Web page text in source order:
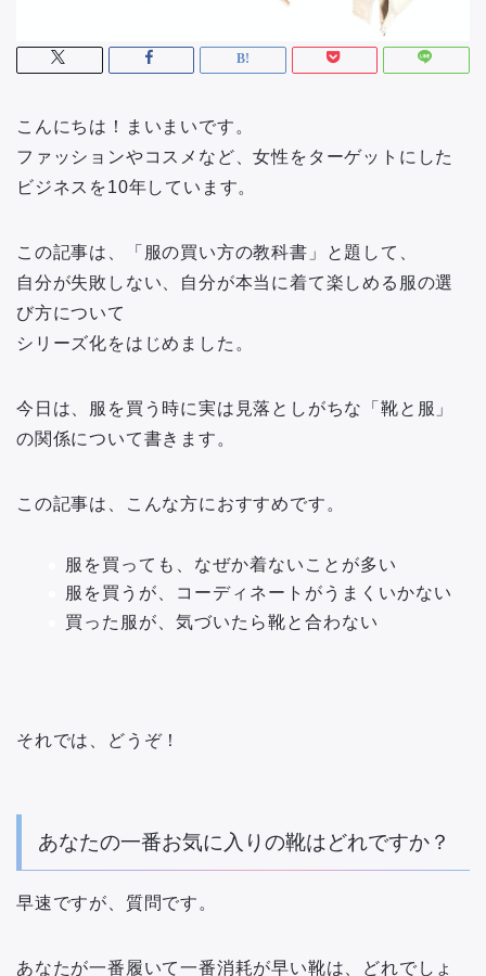
こんにちは！まいまいです。
ファッションやコスメなど、女性をターゲットにした
ビジネスを10年しています。
この記事は、「服の買い方の教科書」と題して、
自分が失敗しない、自分が本当に着て楽しめる服の選
び方について
シリーズ化をはじめました。
今日は、服を買う時に実は見落としがちな「靴と服」
の関係について書きます。
この記事は、こんな方におすすめです。
服を買っても、なぜか着ないことが多い
服を買うが、コーディネートがうまくいかない
買った服が、気づいたら靴と合わない
それでは、どうぞ！
あなたの一番お気に入りの靴はどれですか？
早速ですが、質問です。
あなたが一番履いて一番消耗が早い靴は、どれでしょ